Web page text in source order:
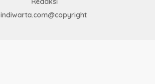
indiwarta.com@copyright